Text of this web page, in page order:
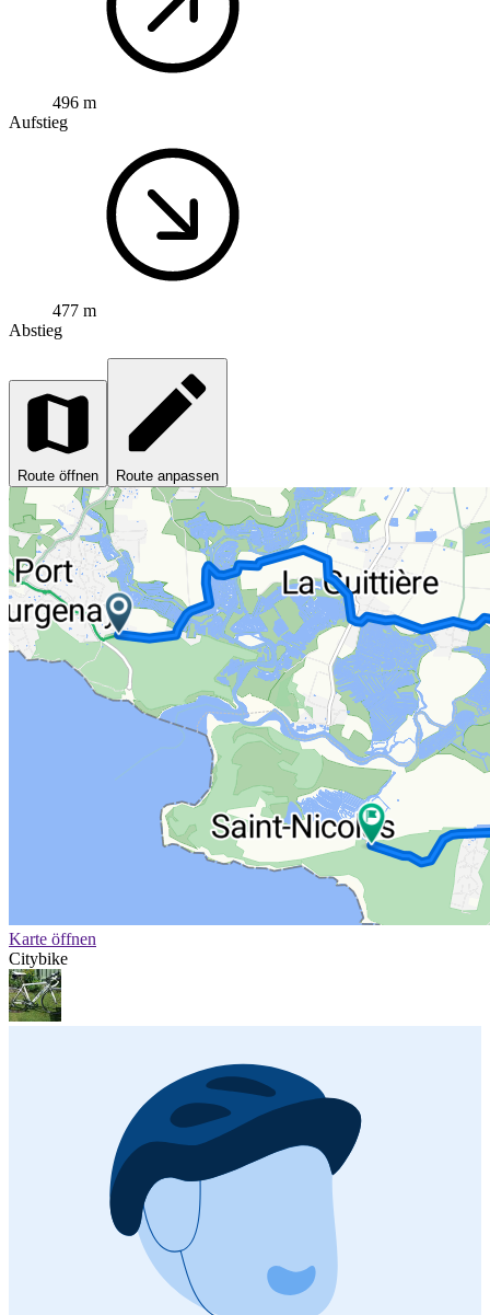
496 m
Aufstieg
477 m
Abstieg
Route öffnen Route anpassen
Karte öffnen
Citybike